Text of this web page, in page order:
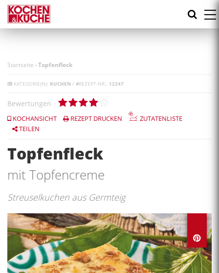
Direkt
zum
Inhalt
Startseite -Topfenfleck
KATEGORIE(N): KUCHEN / #REZEPT-NR.: 12247
Bewertungen
KOCHANSICHT REZEPT DRUCKEN
ZUTATENLISTE
TEILEN
Topfenfleck
mit Topfencreme
Streuselkuchen aus Germteig